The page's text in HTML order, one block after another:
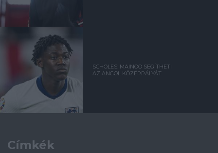
SCHOLES: MAINOO SEGÍTHETI
AZ ANGOL KÖZÉPPÁLYÁT
Címkék